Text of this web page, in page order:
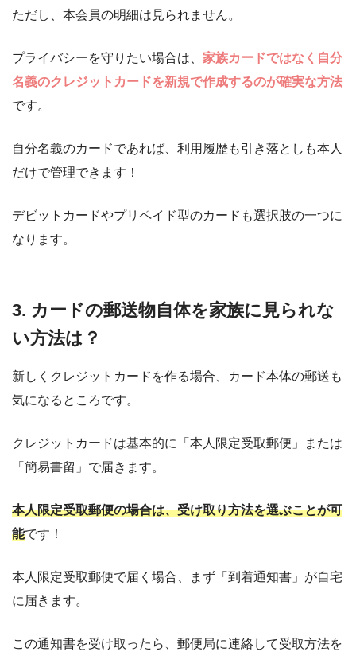
ただし、本会員の明細は見られません。
プライバシーを守りたい場合は、 家族カードではなく自分
名義のクレジットカードを新規で作成するのが確実な方法
です。
自分名義のカードであれば、利用履歴も引き落としも本人
だけで管理できます！
デビットカードやプリペイド型のカードも選択肢の一つに
なります。
3. カードの郵送物自体を家族に見られな
い方法は？
新しくクレジットカードを作る場合、カード本体の郵送も
気になるところです。
クレジットカードは基本的に「本人限定受取郵便」または
「簡易書留」で届きます。
本人限定受取郵便の場合は、受け取り方法を選ぶことが可
能です！
本人限定受取郵便で届く場合、まず「到着通知書」が自宅
に届きます。
この通知書を受け取ったら、郵便局に連絡して受取方法を